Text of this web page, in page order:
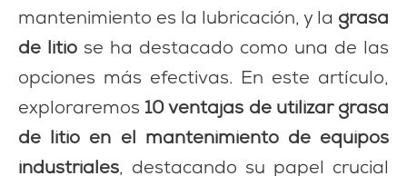
mantenimiento es la lubricación, y la grasa
de litio se ha destacado como una de las
opciones más efectivas. En este artículo,
exploraremos 10 ventajas de utilizar grasa
de litio en el mantenimiento de equipos
industriales, destacando su papel crucial